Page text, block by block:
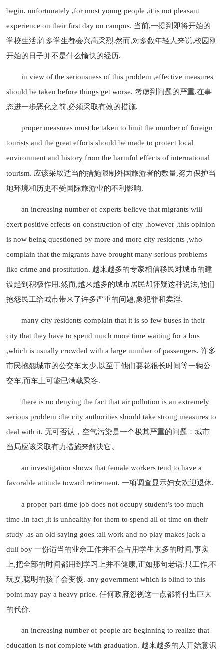
begin. unfortunately ,for most young people ,it is not pleasant
experience on their first day on campus. 当前,一提到即将开始的
学校生活,许多学生都会兴高采烈.然而,对多数年轻人来说,校园刚
开始的日子并不是什么愉快的经历.
in view of the seriousness of this problem ,effective measures
should be taken before things get worse. 考虑到问题的严重.在事
态进一步恶化之前,必须采取有效的措施.
proper measures must be taken to limit the number of foreign
tourists and the great efforts should be made to protect local
environment and history from the harmful effects of international
tourism. 应该采取适当的措施限制外国旅游者的数量,努力保护当
地环境和历史不受国际旅游业的不利影响.
an increasing number of experts believe that migrants will
exert positive effects on construction of city .however ,this opinion
is now being questioned by more and more city residents ,who
complain that the migrants have brought many serious problems
like crime and prostitution. 越来越多的专家相信移民对城市的建
设起到积极作用.然而,越来越多的城市居民却怀疑这种说法,他们
抱怨民工给城市带来了许多严重的问题,象犯罪和卖淫.
many city residents complain that it is so few buses in their
city that they have to spend much more time waiting for a bus
,which is usually crowded with a large number of passengers. 许多
市民抱怨城市的公交车太少,以至于他们要花很长时间等一辆公
交车,而车上可能已满载乘客.
there is no denying the fact that air pollution is an extremely
serious problem :the city authorities should take strong measures to
deal with it. 无可否认，空气污染是一个极其严重的问题：城市
当局应该采取有力措施来解决它。
an investigation shows that female workers tend to have a
favorable attitude toward retirement. 一项调查显示妇女欢迎退休.
a proper part-time job does not occupy student’s too much
time .in fact ,it is unhealthy for them to spend all of time on their
study .as an old saying goes :all work and no play makes jack a
dull boy 一份适当的业余工作并不会占用学生太多的时间,事实
上,把全部的时间都用到学习上并不健康,正如那句老话:只工作,不
玩耍,聪明的孩子会变傻. any government which is blind to this
point may pay a heavy price. 任何政府忽视这一点都将付出巨大
的代价.
an increasing number of people are beginning to realize that
education is not complete with graduation. 越来越多的人开始意识